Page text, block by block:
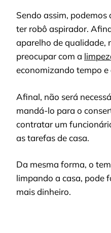
Sendo assim, podemos
ter robô aspirador.
aparelho de qualidade,
preocupar com a
economizando tempo
Afinal, não será
mandá-lo para o
contratar um
as tarefas de casa.
Da mesma forma, o
limpando a casa, pode
mais dinheiro.